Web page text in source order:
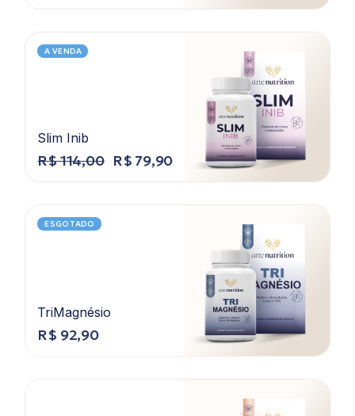
A VENDA
Slim Inib
R$114,00 R$ 79,90
ESGOTADO
TriMagnésio
R$ 92,90